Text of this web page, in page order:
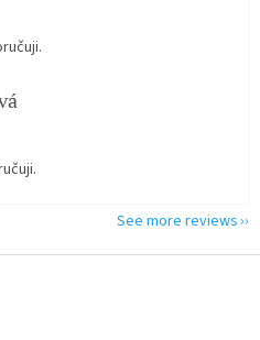
5 out of 5 stars.
See more reviews